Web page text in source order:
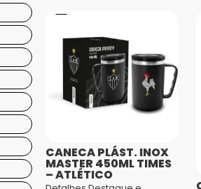
CANECA PLÁST. INOX
MASTER 450ML TIMES
– ATLÉTICO